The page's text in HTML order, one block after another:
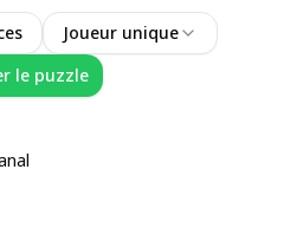
Joueur unique
le puzzle